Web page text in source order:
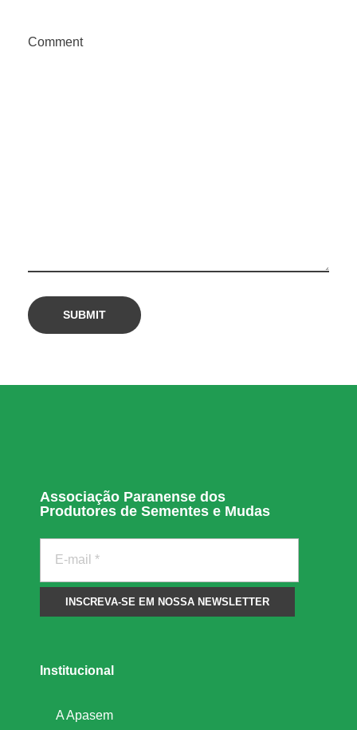
Comment
Associação Paranense dos
Produtores de Sementes e Mudas
Institucional
A Apasem